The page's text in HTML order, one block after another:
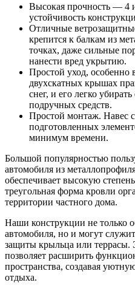
Высокая прочность — 4
устойчивость
Отличные
крепится к балкам из
точках, даже сильные
нанести вред укрытию.
Простой уход, особенно
двухскатных крышах
снег, и его легко
подручных средств.
Простой монтаж. Навес
подготовленных
минимум времени.
Большой популярностью
автомобиля из
обеспечивает высокую
треугольная форма кровли
территории частного дома.
Наши конструкции не только
автомобиля, но и могут
защиты крыльца или террасы.
позволяет расширить
пространства, создавая
отдыха.